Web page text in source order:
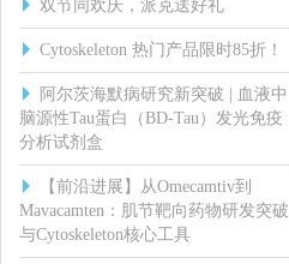
双节同欢庆，派克送好礼
Cytoskeleton 热门产品限时85折！
阿尔茨海默病研究新突破 | 血液中
脑源性Tau蛋白（BD-Tau）发光免疫
分析试剂盒
【前沿进展】从Omecamtiv到
Mavacamten：肌节靶向药物研发突破
与Cytoskeleton核心工具